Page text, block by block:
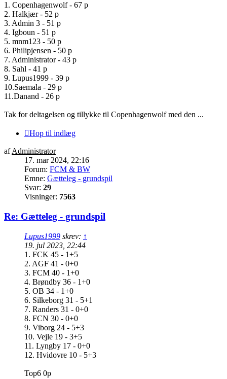
1. Copenhagenwolf - 67 p
2. Halkjær - 52 p
3. Admin 3 - 51 p
4. Igboun - 51 p
5. mnm123 - 50 p
6. Philipjensen - 50 p
7. Administrator - 43 p
8. Sahl - 41 p
9. Lupus1999 - 39 p
10.Saemala - 29 p
11.Danand - 26 p
Tak for deltagelsen og tillykke til Copenhagenwolf med den ...
Hop til indlæg
afAdministrator
17. mar 2024, 22:16
Forum: FCM & BW
Emne: Gætteleg - grundspil
Svar: 29
Visninger: 7563
Re: Gætteleg - grundspil
Lupus1999 skrev: ↑
19. jul 2023, 22:44
1. FCK 45 - 1+5
2. AGF 41 - 0+0
3. FCM 40 - 1+0
4. Brøndby 36 - 1+0
5. OB 34 - 1+0
6. Silkeborg 31 - 5+1
7. Randers 31 - 0+0
8. FCN 30 - 0+0
9. Viborg 24 - 5+3
10. Vejle 19 - 3+5
11. Lyngby 17 - 0+0
12. Hvidovre 10 - 5+3
Top6 0p